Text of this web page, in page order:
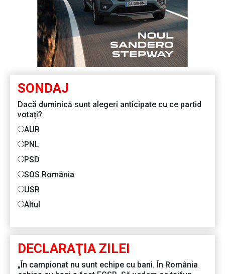
SONDAJ
Dacă duminică sunt alegeri anticipate cu ce partid
votați?
AUR
PNL
PSD
SOS România
USR
Altul
DECLARAŢIA ZILEI
„În campionat nu sunt echipe cu bani. În România